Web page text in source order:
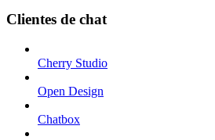
Clientes de chat
Cherry Studio
Open Design
Chatbox